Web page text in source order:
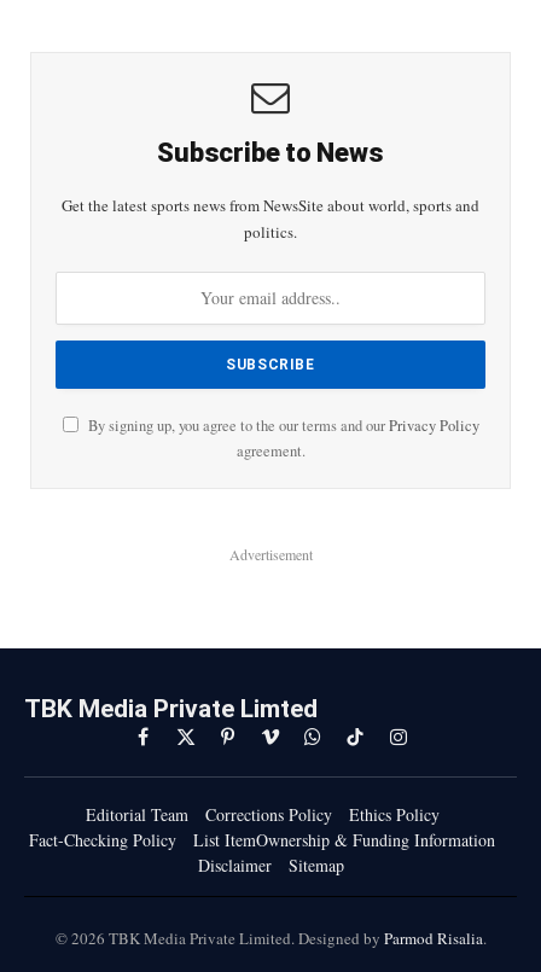
Subscribe to News
Get the latest sports news from NewsSite about world, sports and
politics.
By signing up, you agree to the our terms and ourPrivacy Policy
agreement.
Advertisement
TBK Media Private Limted
Facebook
X
(Twitter)
PinterestVimeoWhatsAppTikTokInstagram
Editorial Team Corrections Policy
Ethics Policy
Fact-Checking Policy
List ItemOwnership & Funding Information
Disclaimer
Sitemap
© 2026 TBK Media Private Limited. Designed by Parmod Risalia.